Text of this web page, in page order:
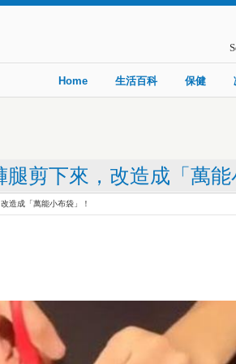
Home 生活百科 保健
剪下來，改造成「萬能
造成「萬能小布袋」！